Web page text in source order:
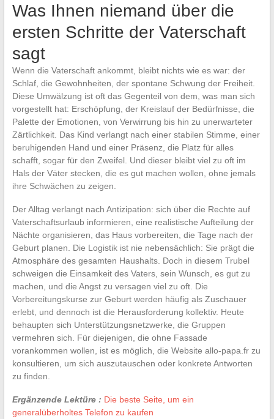
Was Ihnen niemand über die
ersten Schritte der Vaterschaft
sagt
Wenn die Vaterschaft ankommt, bleibt nichts wie es war: der
Schlaf, die Gewohnheiten, der spontane Schwung der Freiheit.
Diese Umwälzung ist oft das Gegenteil von dem, was man sich
vorgestellt hat: Erschöpfung, der Kreislauf der Bedürfnisse, die
Palette der Emotionen, von Verwirrung bis hin zu unerwarteter
Zärtlichkeit. Das Kind verlangt nach einer stabilen Stimme, einer
beruhigenden Hand und einer Präsenz, die Platz für alles
schafft, sogar für den Zweifel. Und dieser bleibt viel zu oft im
Hals der Väter stecken, die es gut machen wollen, ohne jemals
ihre Schwächen zu zeigen.
Der Alltag verlangt nach Antizipation: sich über die Rechte auf
Vaterschaftsurlaub informieren, eine realistische Aufteilung der
Nächte organisieren, das Haus vorbereiten, die Tage nach der
Geburt planen. Die Logistik ist nie nebensächlich: Sie prägt die
Atmosphäre des gesamten Haushalts. Doch in diesem Trubel
schweigen die Einsamkeit des Vaters, sein Wunsch, es gut zu
machen, und die Angst zu versagen viel zu oft. Die
Vorbereitungskurse zur Geburt werden häufig als Zuschauer
erlebt, und dennoch ist die Herausforderung kollektiv. Heute
behaupten sich Unterstützungsnetzwerke, die Gruppen
vermehren sich. Für diejenigen, die ohne Fassade
vorankommen wollen, ist es möglich, die Website allo-papa.fr zu
konsultieren, um sich auszutauschen oder konkrete Antworten
zu finden.
Ergänzende Lektüre : Die beste Seite, um ein
generalüberholtes Telefon zu kaufen